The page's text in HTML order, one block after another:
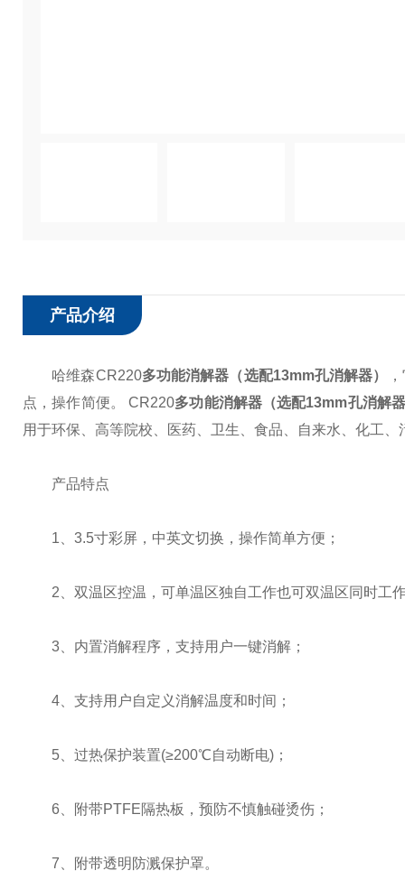
产品介绍
哈维森CR220多功能消解器（选配13mm孔消解器）
点，操作简便。 CR220多功能消解器（选配13mm孔消解
用于环保、高等院校、医药、卫生、食品、自来水、化工
产品特点
1、3.5寸彩屏，中英文切换，操作简单方便；
2、双温区控温，可单温区独自工作也可双温区同时工
3、内置消解程序，支持用户一键消解；
4、支持用户自定义消解温度和时间；
5、过热保护装置(≥200℃自动断电)；
6、附带PTFE隔热板，预防不慎触碰烫伤；
7、附带透明防溅保护罩。